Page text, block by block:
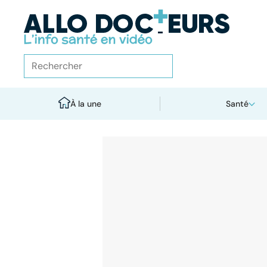
À la une Santé